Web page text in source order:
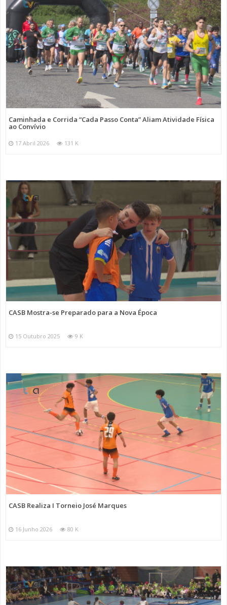
Caminhada e Corrida “Cada Passo Conta” Aliam Atividade Física
ao Convívio
17 Abril 2026 131 K
CASB Mostra-se Preparado para a Nova Época
15 Outubro 2025 9 K
CASB Realiza I Torneio José Marques
16 Junho 2026 80 K